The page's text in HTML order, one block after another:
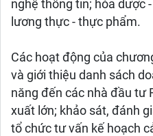
nghệ thông tin; hóa dược
lương thực - thực phẩm.
Các hoạt động của
và giới thiệu danh sách
năng đến các nhà đầu tư
xuất lớn; khảo sát, đánh
tổ chức tư vấn kế hoạch